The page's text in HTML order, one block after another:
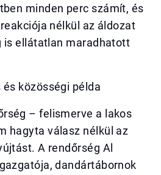
minden perc számít, és
nélkül az áldozat
is ellátatlan maradhatott
közösségi példa
– felismerve a lakos
hagyta válasz nélkül az
A rendőrség Al
dandártábornok